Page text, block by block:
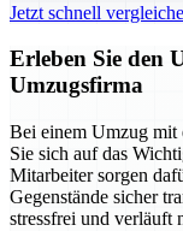
Jetzt schnell
Erleben Sie den
Umzugsfirma
Bei einem Umzug mit
Sie sich auf das
Mitarbeiter sorgen
Gegenstände sicher
stressfrei und verläuft